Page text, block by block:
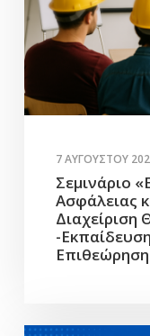
7 ΑΥΓΟΎΣΤΟΥ
Σεμινάριο
Ασφάλειας
Διαχείριση
-